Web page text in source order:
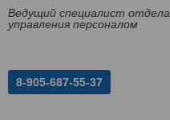
Ведущий специалист отдела
управления персоналом
8-905-687-55-37